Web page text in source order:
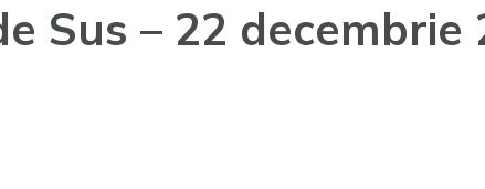
Sus – 22 decembrie